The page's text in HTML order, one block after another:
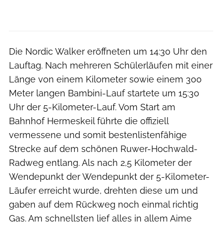
Die Nordic Walker eröffneten um 14:30 Uhr den
Lauftag. Nach mehreren Schülerläufen mit einer
Länge von einem Kilometer sowie einem 300
Meter langen Bambini-Lauf startete um 15:30
Uhr der 5-Kilometer-Lauf. Vom Start am
Bahnhof Hermeskeil führte die offiziell
vermessene und somit bestenlistenfähige
Strecke auf dem schönen Ruwer-Hochwald-
Radweg entlang. Als nach 2,5 Kilometer der
Wendepunkt der Wendepunkt der 5-Kilometer-
Läufer erreicht wurde, drehten diese um und
gaben auf dem Rückweg noch einmal richtig
Gas. Am schnellsten lief alles in allem Aime